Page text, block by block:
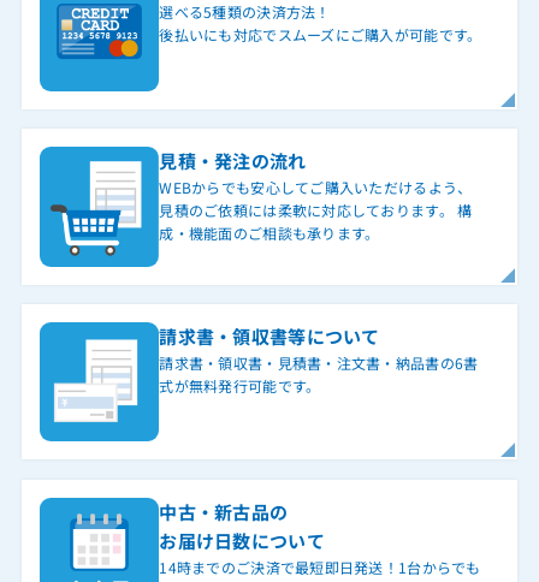
選べる5種類の決済方法！
後払いにも対応でスムーズにご購入が可能です。
見積・発注の流れ
WEBからでも安心してご購入いただけるよう、
見積のご依頼には柔軟に対応しております。 構
成・機能面のご相談も承ります。
請求書・領収書等について
請求書・領収書・見積書・注文書・納品書の6書
式が無料発行可能です。
中古・新古品の
お届け日数について
14時までのご決済で最短即日発送！1台からでも